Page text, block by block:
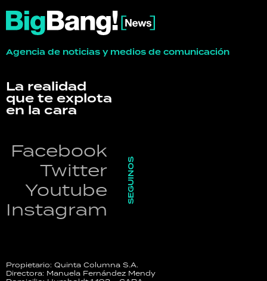
Agencia de noticias y medios de comunicación
La realidad
que te explota
en la cara
Facebook
Twitter
Youtube
Instagram
SEGUINOS
Propietario: Quinta Columna S.A.
Directora: Manuela Fernández Mendy